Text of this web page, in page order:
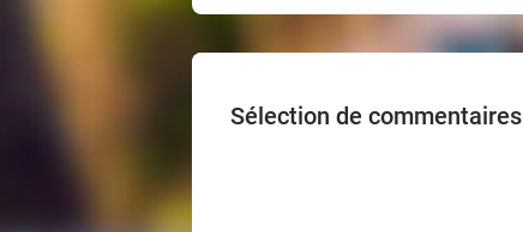
Sélection de commentaires